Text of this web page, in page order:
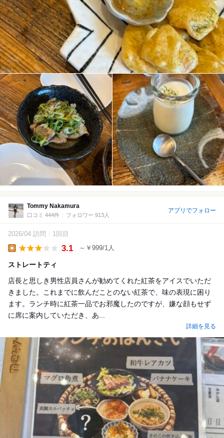
Tommy Nakamura
口コミ 444件 フォロワー 913人
アプリでフォロー
2026/04 訪問 1回目
3.1 ～￥999/1人
ストレートティ
店長と思しき男性店員さんが勧めてくれた紅茶をアイスでいただ
きました。これまでに飲んだことのない紅茶で、味の表現に困り
ます。ランチ時に紅茶一品でお邪魔したのですが、嫌な顔もせず
に席に案内していただき、あ...
詳細を見る